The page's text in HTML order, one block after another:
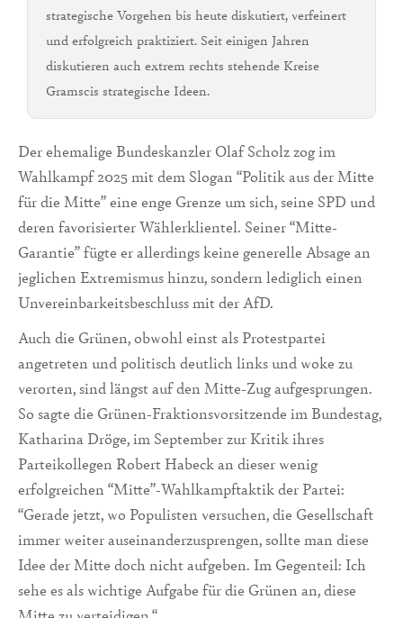
strategische Vorgehen bis heute diskutiert, verfeinert
und erfolgreich praktiziert. Seit einigen Jahren
diskutieren auch extrem rechts stehende Kreise
Gramscis strategische Ideen.
Der ehemalige Bundeskanzler Olaf Scholz zog im
Wahlkampf 2025 mit dem Slogan “Politik aus der Mitte
für die Mitte” eine enge Grenze um sich, seine SPD und
deren favorisierter Wählerklientel. Seiner “Mitte-
Garantie” fügte er allerdings keine generelle Absage an
jeglichen Extremismus hinzu, sondern lediglich einen
Unvereinbarkeitsbeschluss mit der AfD.
Auch die Grünen, obwohl einst als Protestpartei
angetreten und politisch deutlich links und woke zu
verorten, sind längst auf den Mitte-Zug aufgesprungen.
So sagte die Grünen-Fraktionsvorsitzende im Bundestag,
Katharina Dröge, im September zur Kritik ihres
Parteikollegen Robert Habeck an dieser wenig
erfolgreichen “Mitte”-Wahlkampftaktik der Partei:
“Gerade jetzt, wo Populisten versuchen, die Gesellschaft
immer weiter auseinanderzusprengen, sollte man diese
Idee der Mitte doch nicht aufgeben. Im Gegenteil: Ich
sehe es als wichtige Aufgabe für die Grünen an, diese